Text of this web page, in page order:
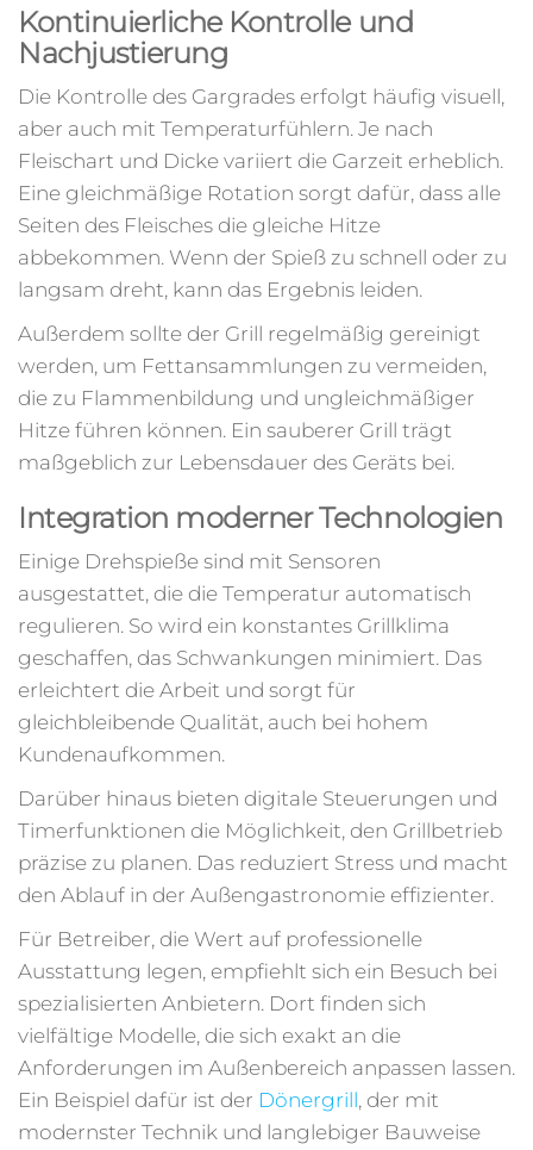
Kontinuierliche Kontrolle und
Nachjustierung
Die Kontrolle des Gargrades erfolgt häufig visuell,
aber auch mit Temperaturfühlern. Je nach
Fleischart und Dicke variiert die Garzeit erheblich.
Eine gleichmäßige Rotation sorgt dafür, dass alle
Seiten des Fleisches die gleiche Hitze
abbekommen. Wenn der Spieß zu schnell oder zu
langsam dreht, kann das Ergebnis leiden.
Außerdem sollte der Grill regelmäßig gereinigt
werden, um Fettansammlungen zu vermeiden,
die zu Flammenbildung und ungleichmäßiger
Hitze führen können. Ein sauberer Grill trägt
maßgeblich zur Lebensdauer des Geräts bei.
Integration moderner Technologien
Einige Drehspieße sind mit Sensoren
ausgestattet, die die Temperatur automatisch
regulieren. So wird ein konstantes Grillklima
geschaffen, das Schwankungen minimiert. Das
erleichtert die Arbeit und sorgt für
gleichbleibende Qualität, auch bei hohem
Kundenaufkommen.
Darüber hinaus bieten digitale Steuerungen und
Timerfunktionen die Möglichkeit, den Grillbetrieb
präzise zu planen. Das reduziert Stress und macht
den Ablauf in der Außengastronomie effizienter.
Für Betreiber, die Wert auf professionelle
Ausstattung legen, empfiehlt sich ein Besuch bei
spezialisierten Anbietern. Dort finden sich
vielfältige Modelle, die sich exakt an die
Anforderungen im Außenbereich anpassen lassen.
Ein Beispiel dafür ist der Dönergrill, der mit
modernster Technik und langlebiger Bauweise